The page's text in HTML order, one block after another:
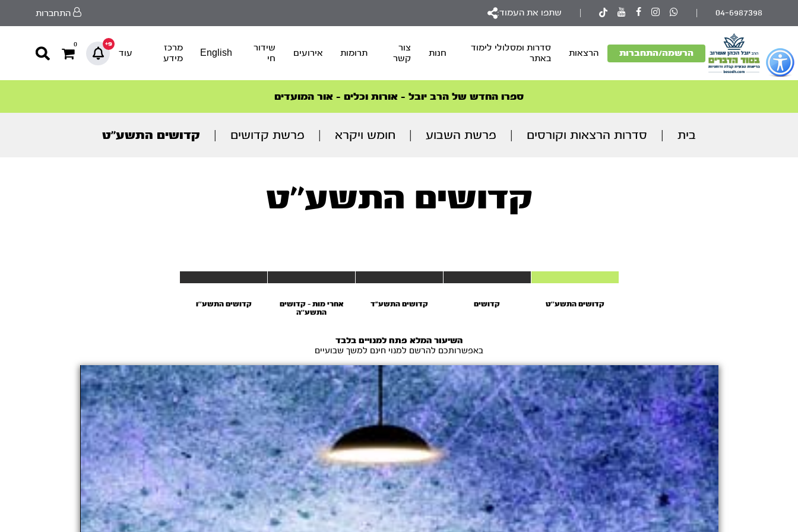
כפתור
לפתיחת
תפריט
נגישות
04-6987398 שתפו את העמוד: התחברות
הרשמה/התחברות הרצאות
סדרות ומסלולי לימוד
באתר
חנות
צור
קשר
תרומות אירועים
שידור
חי
English
מרכז
מידע
עוד
9+
0
סדרות הפודקאסטים
הסדרה המובילה החודש – דרך המלך
ספרו החדש של הרב יובל – אורות וכלים – אור המועדים
הצטרפו למהפכת הבריאות הטבעית >
סדרות הפודקאסטים
הסדרה המובילה החודש – דרך המלך
בית סדרות הרצאות וקורסים פרשת השבוע חומש ויקרא פרשת קדושים קדושים התשע’’ט
קדושים התשע’’ט
קדושים התשע’’ט קדושים קדושים התשע"ד
אחרי מות – קדושים
התשע’’ה
קדושים התשע''ו
השיעור המלא פתח למנויים בלבד
באפשרותכם להרשם למנוי חינם למשך שבועיים